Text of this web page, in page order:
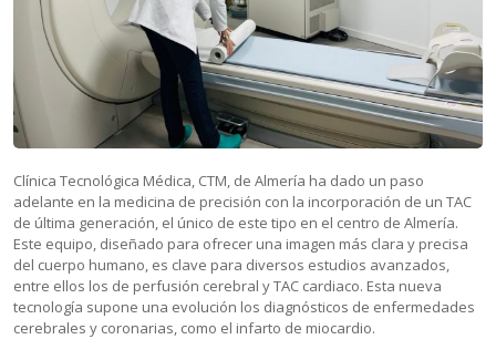
Clínica Tecnológica Médica, CTM, de Almería ha dado un paso
adelante en la medicina de precisión con la incorporación de un TAC
de última generación, el único de este tipo en el centro de Almería.
Este equipo, diseñado para ofrecer una imagen más clara y precisa
del cuerpo humano, es clave para diversos estudios avanzados,
entre ellos los de perfusión cerebral y TAC cardiaco. Esta nueva
tecnología supone una evolución los diagnósticos de enfermedades
cerebrales y coronarias, como el infarto de miocardio.